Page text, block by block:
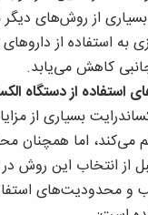
از روش‌های
به استفاده از
کاهش می‌یابد.
از دستگاه
بسیاری از
می‌کند، اما همچنان
از انتخاب این روش
و محدودیت‌های